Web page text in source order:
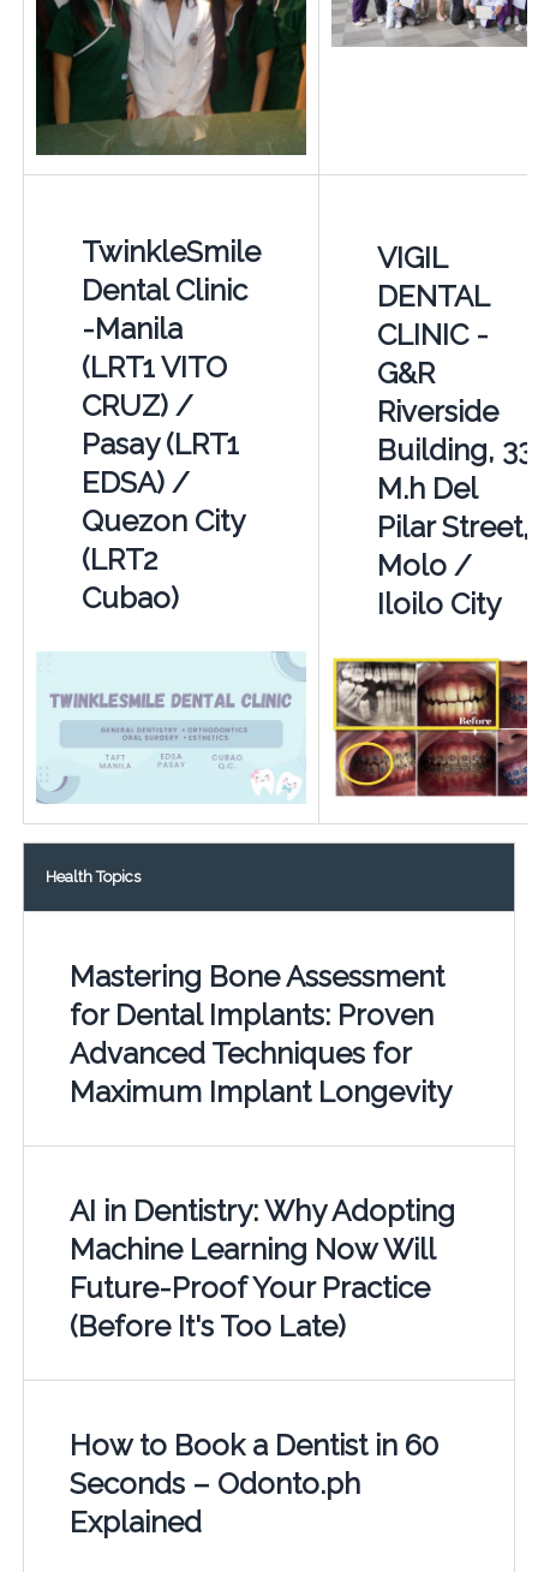
TwinkleSmile
Dental Clinic
-Manila
(LRT1 VITO
CRUZ) /
Pasay (LRT1
EDSA) /
Quezon City
(LRT2
Cubao)
VIGIL
DENTAL
CLINIC -
G&R
Riverside
Building, 33
M.h Del
Pilar Street,
Molo /
Iloilo City
Health Topics
Mastering Bone Assessment
for Dental Implants: Proven
Advanced Techniques for
Maximum Implant Longevity
AI in Dentistry: Why Adopting
Machine Learning Now Will
Future-Proof Your Practice
(Before It's Too Late)
How to Book a Dentist in 60
Seconds – Odonto.ph
Explained